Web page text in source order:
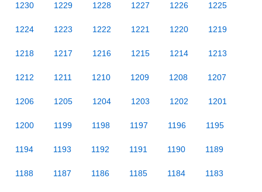
1230 1229 1228 1227 1226 1225
1224 1223 1222 1221 1220 1219
1218 1217 1216 1215 1214 1213
1212 1211 1210 1209 1208 1207
1206 1205 1204 1203 1202 1201
1200 1199 1198 1197 1196 1195
1194 1193 1192 1191 1190 1189
1188 1187 1186 1185 1184 1183